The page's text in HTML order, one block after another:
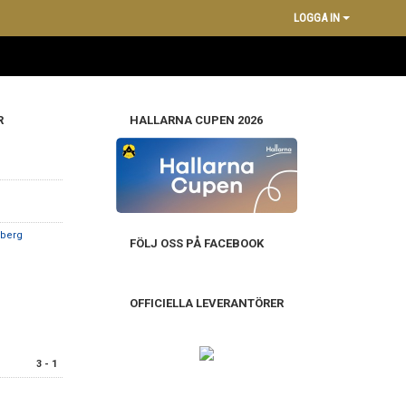
LOGGA IN
3 - 1
HALLARNA CUPEN 2026
FÖLJ OSS PÅ FACEBOOK
OFFICIELLA LEVERANTÖRER